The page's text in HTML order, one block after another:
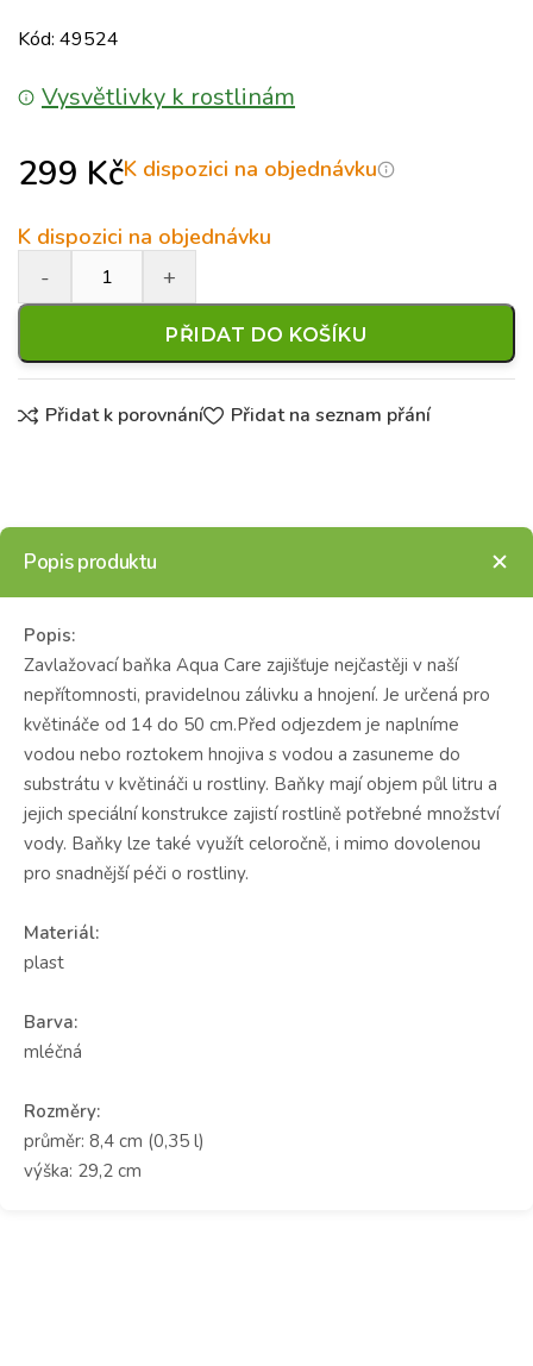
Kód: 49524
Vysvětlivky k rostlinám
299 KčK dispozici na objednávku
K dispozici na objednávku
PŘIDAT DO KOŠÍKU
Přidat k porovnání Přidat na seznam přání
Popis produktu
Popis:
Zavlažovací baňka Aqua Care zajišťuje nejčastěji v naší
nepřítomnosti, pravidelnou zálivku a hnojení. Je určená pro
květináče od 14 do 50 cm.Před odjezdem je naplníme
vodou nebo roztokem hnojiva s vodou a zasuneme do
substrátu v květináči u rostliny. Baňky mají objem půl litru a
jejich speciální konstrukce zajistí rostlině potřebné množství
vody. Baňky lze také využít celoročně, i mimo dovolenou
pro snadnější péči o rostliny.
Materiál:
plast
Barva:
mléčná
Rozměry:
průměr: 8,4 cm (0,35 l)
výška: 29,2 cm